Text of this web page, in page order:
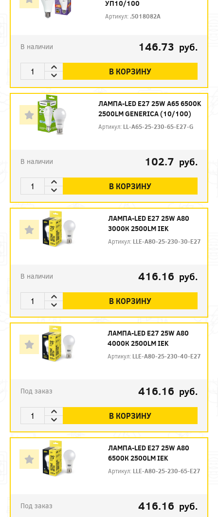
УП10/100
Артикул: .5018082A
В наличии 146.73 руб.
В КОРЗИНУ
ЛАМПА-LED E27 25W A65 6500K
2500LM GENERICA (10/100)
Артикул: LL-A65-25-230-65-E27-G
В наличии 102.7 руб.
В КОРЗИНУ
ЛАМПА-LED E27 25W A80
3000К 2500LM IEK
Артикул: LLE-A80-25-230-30-E27
В наличии 416.16 руб.
В КОРЗИНУ
ЛАМПА-LED E27 25W A80
4000К 2500LM IEK
Артикул: LLE-A80-25-230-40-E27
Под заказ 416.16 руб.
В КОРЗИНУ
ЛАМПА-LED E27 25W A80
6500К 2500LM IEK
Артикул: LLE-A80-25-230-65-E27
Под заказ 416.16 руб.